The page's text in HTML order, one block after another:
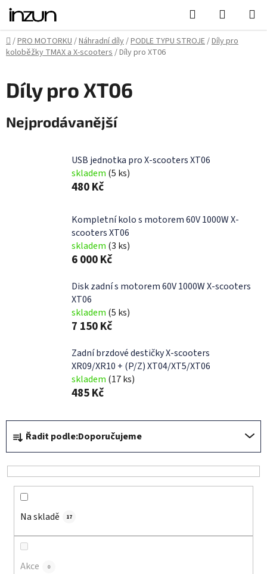
Přejít
obsah
Hledat
KOŠÍK
Domů
/PRO MOTORKU/Náhradní díly/PODLE TYPU STROJE/Díly pro
koloběžky TMAX a X-scooters/Díly pro XT06
Díly pro XT06
Nejprodávanější
USB jednotka pro X-scooters XT06
skladem (5 ks)
480 Kč
Kompletní kolo s motorem 60V 1000W X-
scooters XT06
skladem (3 ks)
6 000 Kč
Disk zadní s motorem 60V 1000W X-scooters
XT06
skladem (5 ks)
7 150 Kč
Zadní brzdové destičky X-scooters
XR09/XR10 + (P/Z) XT04/XT5/XT06
skladem (17 ks)
485 Kč
Ř
a
z
e
Řadit podle:Doporučujeme
Na skladě 17
Akce 0